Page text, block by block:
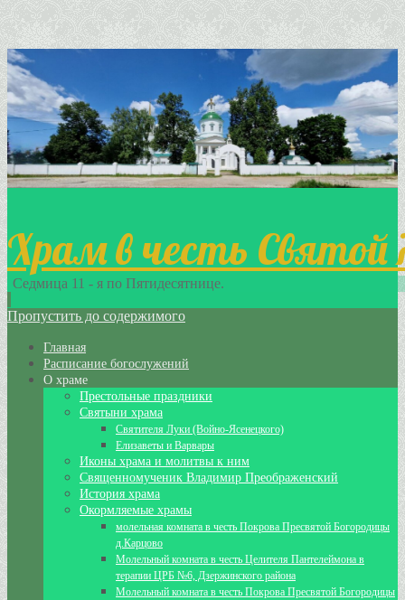
Храм в честь Святой
Седмица 11 - я по Пятидесятнице.
Пропустить до содержимого
Главная
Расписание богослужений
О храме
Престольные праздники
Святыни храма
Святителя Луки (Войно-Ясенецкого)
Елизаветы и Варвары
Иконы храма и молитвы к ним
Священномученик Владимир Преображенский
История храма
Окормляемые храмы
молельная комната в честь Покрова Пресвятой Богородицы
д.Карцово
Молельный комната в честь Целителя Пантелеймона в
терапии ЦРБ №6, Дзержинского района
Молельный комната в честь Покрова Пресвятой Богородицы